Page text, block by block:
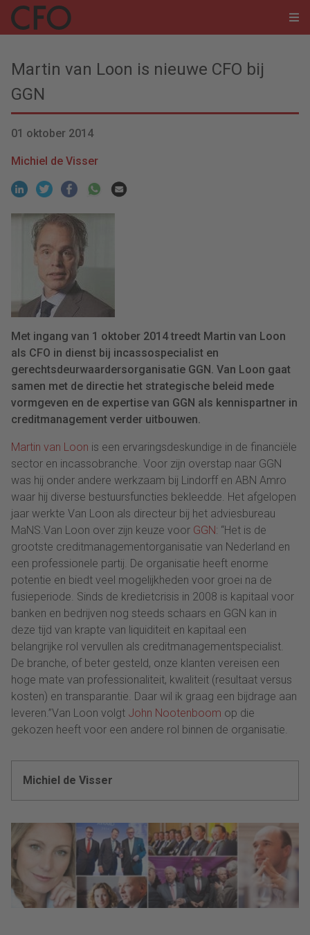
Martin van Loon is nieuwe CFO bij
GGN
01 oktober 2014
Michiel de Visser
Met ingang van 1 oktober 2014 treedt Martin van Loon
als CFO in dienst bij incassospecialist en
gerechtsdeurwaardersorganisatie GGN. Van Loon gaat
samen met de directie het strategische beleid mede
vormgeven en de expertise van GGN als kennispartner in
creditmanagement verder uitbouwen.
Martin van Loon is een ervaringsdeskundige in de financiële
sector en incassobranche. Voor zijn overstap naar GGN
was hij onder andere werkzaam bij Lindorff en ABN Amro
waar hij diverse bestuursfuncties bekleedde. Het afgelopen
jaar werkte Van Loon als directeur bij het adviesbureau
MaNS.Van Loon over zijn keuze voor GGN: “Het is de
grootste creditmanagementorganisatie van Nederland en
een professionele partij. De organisatie heeft enorme
potentie en biedt veel mogelijkheden voor groei na de
fusieperiode. Sinds de kredietcrisis in 2008 is kapitaal voor
banken en bedrijven nog steeds schaars en GGN kan in
deze tijd van krapte van liquiditeit en kapitaal een
belangrijke rol vervullen als creditmanagementspecialist.
De branche, of beter gesteld, onze klanten vereisen een
hoge mate van professionaliteit, kwaliteit (resultaat versus
kosten) en transparantie. Daar wil ik graag een bijdrage aan
leveren.”Van Loon volgt John Nootenboom op die
gekozen heeft voor een andere rol binnen de organisatie.
Michiel de Visser